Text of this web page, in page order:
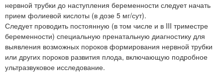
нервной трубки до наступления беременности следует начать
прием фолиевой кислоты (в дозе 5 мг/сут).
Следует проводить постоянную (в том числе и в III триместре
беременности) специальную пренатальную диагностику для
выявления возможных пороков формирования нервной трубки
или других пороков развития плода, включающую подробное
ультразвуковое исследование.